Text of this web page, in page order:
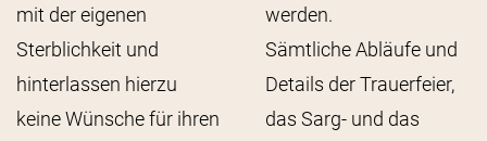
mit der eigenen
Sterblichkeit und
hinterlassen hierzu
keine Wünsche für ihren
werden.
Sämtliche Abläufe und
Details der Trauerfeier,
das Sarg- und das